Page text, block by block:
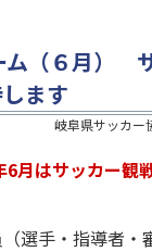
ム（６月）
ます
岐阜県サッカー
6月はサッカー観
）
選手・指導者・